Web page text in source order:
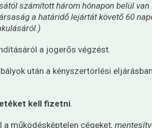
számított három hónapon belül van
a határidő lejártát követő 60
a jogerős végzést.
után a kényszertörlési
kell fizetni.
a működésképtelen cégeket,